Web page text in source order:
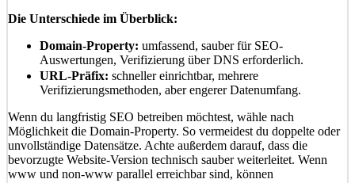
Die Unterschiede im Überblick:
Domain-Property: umfassend, sauber für SEO-
Auswertungen, Verifizierung über DNS erforderlich.
URL-Präfix: schneller einrichtbar, mehrere
Verifizierungsmethoden, aber engerer Datenumfang.
Wenn du langfristig SEO betreiben möchtest, wähle nach
Möglichkeit die Domain-Property. So vermeidest du doppelte oder
unvollständige Datensätze. Achte außerdem darauf, dass die
bevorzugte Website-Version technisch sauber weiterleitet. Wenn
www und non-www parallel erreichbar sind, können